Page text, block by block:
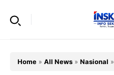
Home » All News » Nasional »